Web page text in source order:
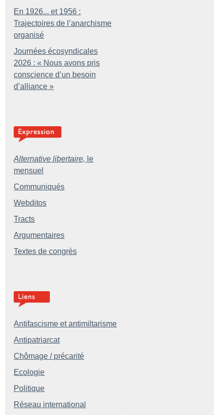
En 1926... et 1956 :
Trajectoires de l’anarchisme
organisé
Journées écosyndicales
2026 : « Nous avons pris
conscience d’un besoin
d’alliance »
Alternative libertaire, le
mensuel
Communiqués
Webditos
Tracts
Argumentaires
Textes de congrès
Antifascisme et antimiltarisme
Antipatriarcat
Chômage / précarité
Ecologie
Politique
Réseau international